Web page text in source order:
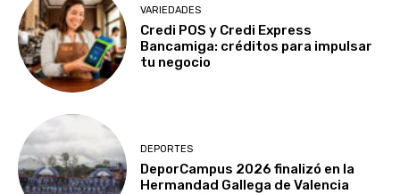
VARIEDADES
Credi POS y Credi Express
Bancamiga: créditos para impulsar
tu negocio
DEPORTES
DeporCampus 2026 finalizó en la
Hermandad Gallega de Valencia